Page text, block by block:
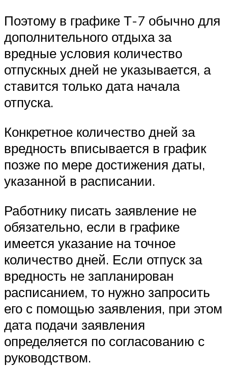
Поэтому в графике Т-7 обычно для
дополнительного отдыха за
вредные условия количество
отпускных дней не указывается, а
ставится только дата начала
отпуска.
Конкретное количество дней за
вредность вписывается в график
позже по мере достижения даты,
указанной в расписании.
Работнику писать заявление не
обязательно, если в графике
имеется указание на точное
количество дней. Если отпуск за
вредность не запланирован
расписанием, то нужно запросить
его с помощью заявления, при этом
дата подачи заявления
определяется по согласованию с
руководством.